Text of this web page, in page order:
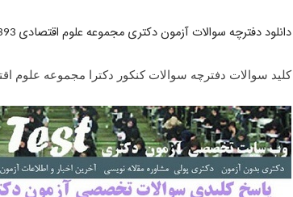
دانلود دفترچه سوالات آزمون دکتری مجموعه علوم اقتصادی
کلید سوالات دفترچه سوالات کنکور دکترا مجموعه علوم